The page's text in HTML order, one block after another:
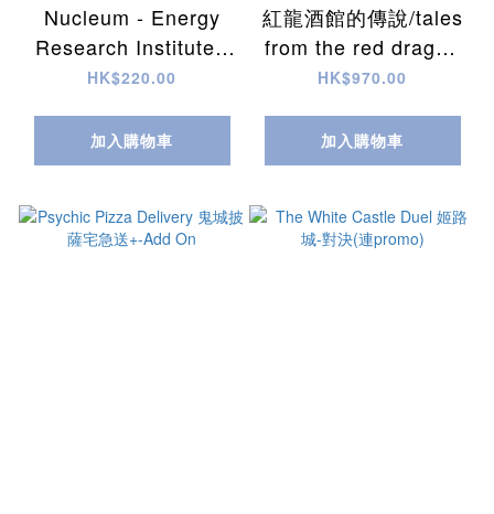
Nucleum - Energy
Research Institute /
核子激盪- 能源研究所
contract promo
HK$220.00
加入購物車
紅龍酒館的傳說/tales
from the red dragon
inn 連KS集資限定 試
HK$970.00
加入購物車